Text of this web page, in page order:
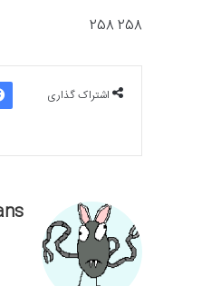
258 258
اشتراک گذاری